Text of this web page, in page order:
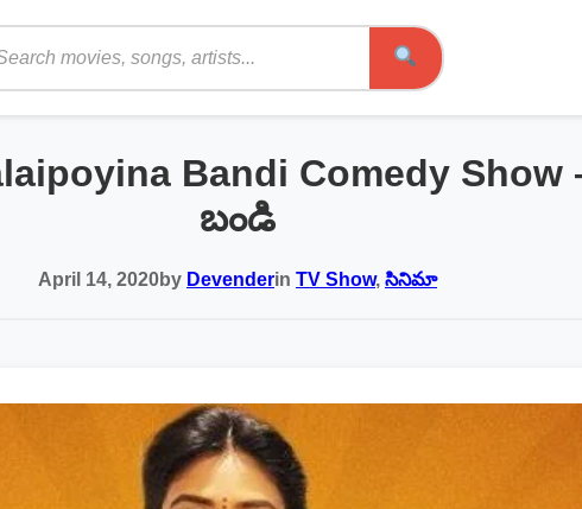
Search
Bandi Comedy
బండి
April 14, 2020by Devenderin TV Show, సినిమా